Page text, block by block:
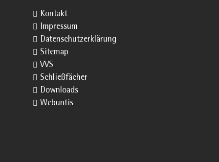
 Kontakt
 Impressum
 Datenschutzerklärung
 Sitemap
 VVS
 Schließfächer
 Downloads
 Webuntis